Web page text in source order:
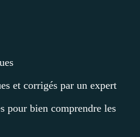
et corrigés par un expert
pour bien comprendre les